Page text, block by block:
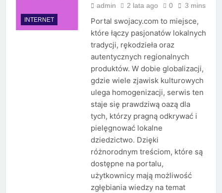
INTERNET
admin 2 lata ago 0 3 mins
Portal swojacy.com to miejsce,
które łączy pasjonatów lokalnych
tradycji, rękodzieła oraz
autentycznych regionalnych
produktów. W dobie globalizacji,
gdzie wiele zjawisk kulturowych
ulega homogenizacji, serwis ten
staje się prawdziwą oazą dla
tych, którzy pragną odkrywać i
pielęgnować lokalne
dziedzictwo. Dzięki
różnorodnym treściom, które są
dostępne na portalu,
użytkownicy mają możliwość
zgłębiania wiedzy na temat